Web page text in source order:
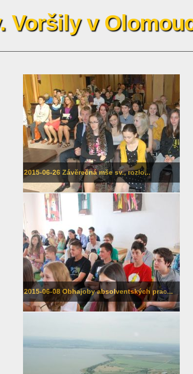
Voršily v
2015-06-26 Závěrečná mše sv., rozlo...
2015-06-08 Obhajoby absolventských prac...